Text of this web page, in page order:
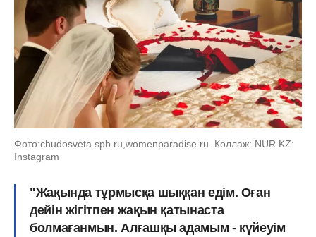
Фото:chudosveta.spb.ru,womenparadise.ru. Коллаж: NUR.KZ:
Instagram
"Жақында тұрмысқа шыққан едім. Оған
дейін жігітпен жақын қатынаста
болмағанмын. Алғашқы адамым - күйеуім